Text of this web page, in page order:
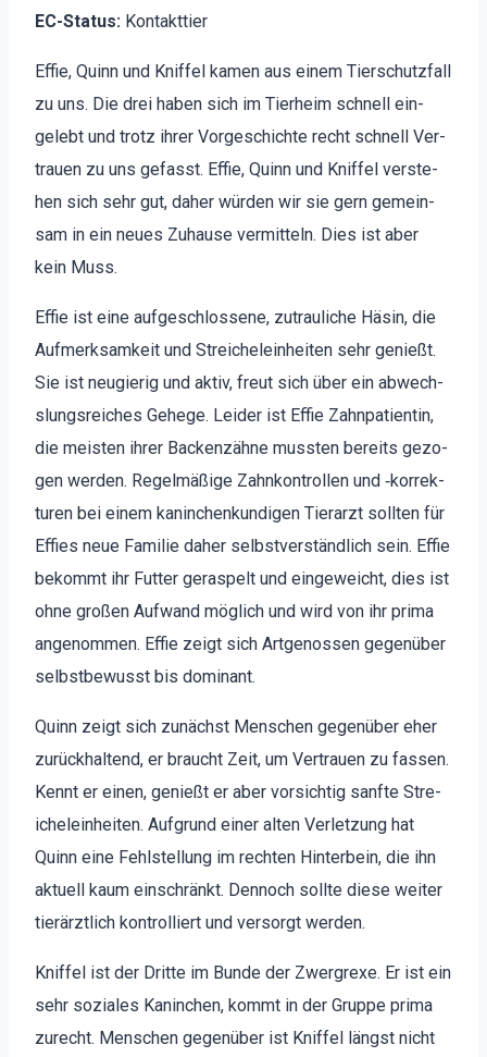
EC-Sta­tus: Kon­tak­t­ti­er
Effie, Quinn und Knif­fel kamen aus einem Tier­schutz­fall
zu uns. Die drei haben sich im Tier­heim schnell ein­
gelebt und trotz ihrer Vorgeschichte recht schnell Ver­
trauen zu uns gefasst. Effie, Quinn und Knif­fel ver­ste­
hen sich sehr gut, daher wür­den wir sie gern gemein­
sam in ein neues Zuhause ver­mit­teln. Dies ist aber
kein Muss.
Effie ist eine aufgeschlossene, zutrauliche Häsin, die
Aufmerk­samkeit und Stre­ichelein­heit­en sehr genießt.
Sie ist neugierig und aktiv, freut sich über ein abwech­
slungsre­ich­es Gehege. Lei­der ist Effie Zah­n­pa­ti­entin,
die meis­ten ihrer Backen­zähne mussten bere­its gezo­
gen wer­den. Regelmäßige Zahnkon­trollen und ‑kor­rek­
turen bei einem kan­inchenkundi­gen Tier­arzt soll­ten für
Effies neue Fam­i­lie daher selb­stver­ständlich sein. Effie
bekommt ihr Fut­ter geraspelt und eingewe­icht, dies ist
ohne großen Aufwand möglich und wird von ihr pri­ma
angenom­men. Effie zeigt sich Artgenossen gegenüber
selb­st­be­wusst bis dom­i­nant.
Quinn zeigt sich zunächst Men­schen gegenüber eher
zurück­hal­tend, er braucht Zeit, um Ver­trauen zu fassen.
Ken­nt er einen, genießt er aber vor­sichtig san­fte Stre­
ichelein­heit­en. Auf­grund ein­er alten Ver­let­zung hat
Quinn eine Fehlstel­lung im recht­en Hin­ter­bein, die ihn
aktuell kaum ein­schränkt. Den­noch sollte diese weit­er
tierärztlich kon­trol­liert und ver­sorgt wer­den.
Knif­fel ist der Dritte im Bunde der Zwer­grexe. Er ist ein
sehr soziales Kan­inchen, kommt in der Gruppe pri­ma
zurecht. Men­schen gegenüber ist Knif­fel längst nicht